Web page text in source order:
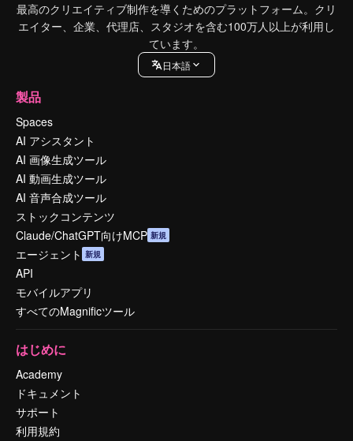
最高のクリエイティブ制作を導くためのプラットフォーム。クリ
エイター、企業、代理店、スタジオを含む100万人以上が利用し
ています。
日本語
製品
Spaces
AI アシスタント
AI 画像生成ツール
AI 動画生成ツール
AI 音声合成ツール
ストックコンテンツ
Claude/ChatGPT向けMCP 新規
エージェント 新規
API
モバイルアプリ
すべてのMagnificツール
はじめに
Academy
ドキュメント
サポート
利用規約